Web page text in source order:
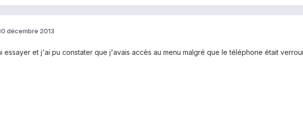
décembre 2013
essayer et j'ai pu constater que j'avais accès au menu malgré que le téléphone était